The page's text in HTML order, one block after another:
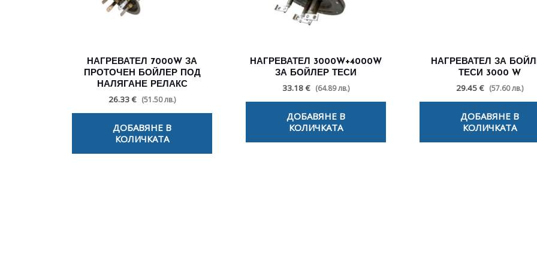
НАГРЕВАТЕЛ 7000W ЗА
ПРОТОЧЕН БОЙЛЕР ПОД
НАЛЯГАНЕ РЕЛАКС
26.33 € (51.50 лв.)
ДОБАВЯНЕ В
КОЛИЧКАТА
НАГРЕВАТЕЛ 3000W+4000W
ЗА БОЙЛЕР ТЕСИ
33.18 € (64.89 лв.)
ДОБАВЯНЕ В
КОЛИЧКАТА
НАГРЕВАТЕЛ ЗА
ТЕСИ 3000 W
29.45 € (57.60 лв.)
ДОБАВЯНЕ В
КОЛИЧКАТА